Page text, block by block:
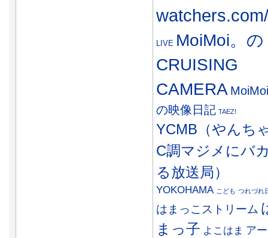
watchers.com/
LIVE MoiMoi。の
CRUISING
CAMERA
の映像日記 TAEZ!
YCMB（やんち
C調マジメにバ
る放送局）
YOKOHAMA こども つれづれ
はまっこストリーム
まっ子 よこはま ア